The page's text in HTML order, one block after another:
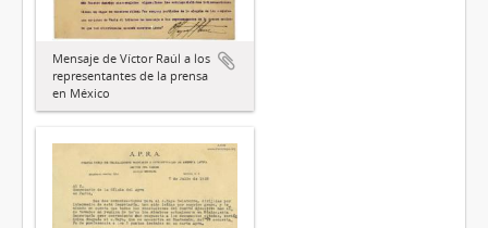
Mensaje de Víctor Raúl a los
representantes de la prensa
en México